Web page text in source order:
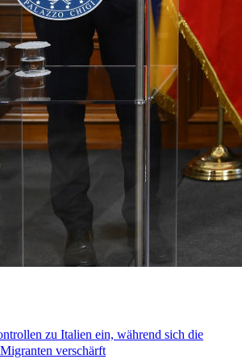
zu Italien ein, während sich die
verschärft